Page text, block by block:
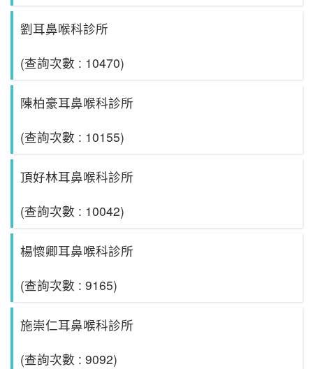
劉耳鼻喉科診所
(查詢次數 : 10470)
陳柏豪耳鼻喉科診所
(查詢次數 : 10155)
頂好林耳鼻喉科診所
(查詢次數 : 10042)
楊懷卿耳鼻喉科診所
(查詢次數 : 9165)
施崇仁耳鼻喉科診所
(查詢次數 : 9092)